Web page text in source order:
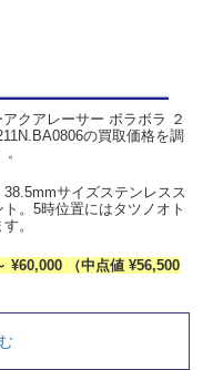
クアレーサー ボラボラ ２
の買取価格を調
サイズステンレスス
。5時位置にはタツノオト
。
¥60,000 （中点値 ¥56,500